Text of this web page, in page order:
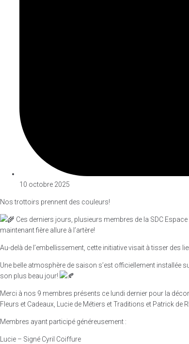
10 octobre 2025
Nos trottoirs prennent des couleurs!
Ces derniers jours, plusieurs membres de la SDC
maintenant fière allure à l’artère!
Au-delà de l’embellissement, cette initiative visait à tisser des
Une belle atmosphère de saison s’est officiellement installée
son plus beau jour!
Merci à nos 9 membres présents ce lundi dernier pour la
Fleurs et Cadeaux, Lucie de Métiers et Traditions et Patrick
Membres ayant participé généreusement :
Lucie – Signé Cyril Coiffure